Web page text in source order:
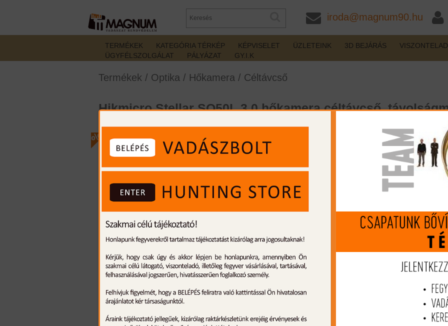
iroda@magnum90.hu
TERMÉKEK KATEGÓRIA TÉRKÉP KÉPVISELET ÜZLETEINK 3D BEJÁRÁS
ÜGYFÉLSZOLGÁLAT
PÁLYÁZAT GY.I.K
Termékek / Optika / Hőkamera / Céltávcső
Hikmicro Stellar SQ50L 3.0 hőkamera céltávcső,
Hikmicro
HMSQ50-3.0
beépített
MIP kártya jóváírás: 43747Kártyát igényelek
A Hikmicro Stellar SQ50L 3.0
generációs hőkamera céltávcsövek, a
fejlesztésű csúcskategóriás
640x512 pixel képfelbontású extra
15mK-nél kisebb NETD értékkel. A
használatát a lencsébe épített 1000m-